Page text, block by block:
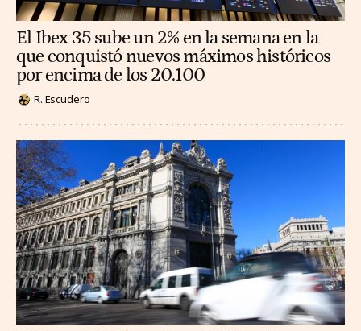
El Ibex 35 sube un 2% en la semana en la
que conquistó nuevos máximos históricos
por encima de los 20.100
R. Escudero